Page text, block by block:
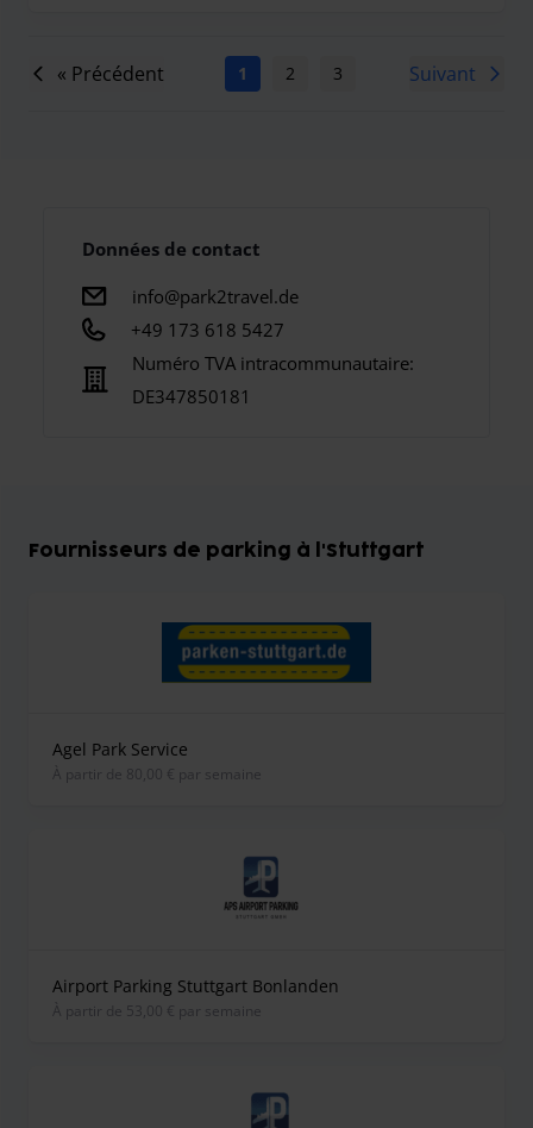
« Précédent 1 2 3 5
Suivant
Données de contact
info@park2travel.de
+49 173 618 5427
Numéro TVA intracommunautaire:
DE347850181
Fournisseurs de parking à l'Stuttgart
Agel Park Service
À partir de 80,00 € par semaine
Airport Parking Stuttgart Bonlanden
À partir de 53,00 € par semaine